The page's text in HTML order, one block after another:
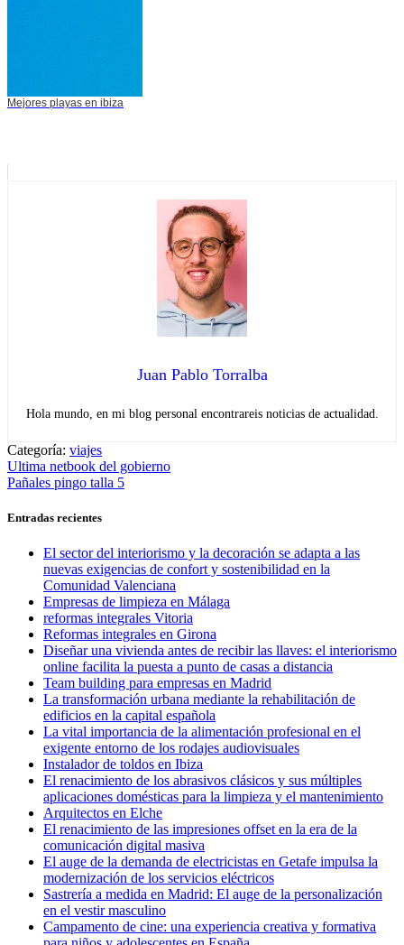
Mejores playas en ibiza
Juan Pablo Torralba
Hola mundo, en mi blog personal encontrareis noticias de actualidad.
Categoría: viajes
Navegación
de
entradas
Entrada
anterior:
Ultima netbook del gobierno
Entrada
Pañales pingo talla 5
Entradas recientes
El sector del interiorismo y la decoración se adapta a las
nuevas exigencias de confort y sostenibilidad en la
Comunidad Valenciana
Empresas de limpieza en Málaga
reformas integrales Vitoria
Reformas integrales en Girona
Diseñar una vivienda antes de recibir las llaves: el interiorismo
online facilita la puesta a punto de casas a distancia
Team building para empresas en Madrid
La transformación urbana mediante la rehabilitación de
edificios en la capital española
La vital importancia de la alimentación profesional en el
exigente entorno de los rodajes audiovisuales
Instalador de toldos en Ibiza
El renacimiento de los abrasivos clásicos y sus múltiples
aplicaciones domésticas para la limpieza y el mantenimiento
Arquitectos en Elche
El renacimiento de las impresiones offset en la era de la
comunicación digital masiva
El auge de la demanda de electricistas en Getafe impulsa la
modernización de los servicios eléctricos
Sastrería a medida en Madrid: El auge de la personalización
en el vestir masculino
Campamento de cine: una experiencia creativa y formativa